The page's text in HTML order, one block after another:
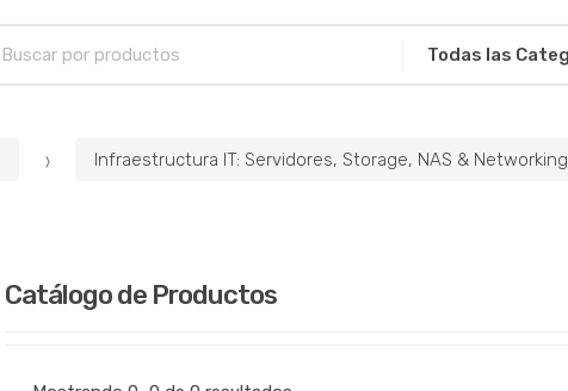
Infraestructura IT: Servidores, Storage, NAS & Networking
Catálogo de Productos